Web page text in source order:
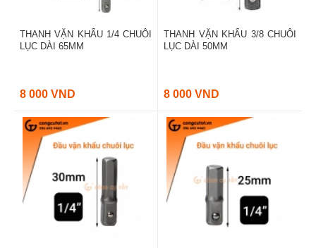
THANH VẶN KHẨU 1/4 CHUÔI
LỤC DÀI 65MM
8 000 VND
THANH VẶN KHẨU 3/8 CHUÔI
LỤC DÀI 50MM
8 000 VND